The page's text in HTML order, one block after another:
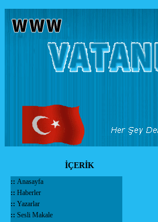
İÇERİK
:: Anasayfa
:: Haberler
:: Yazarlar
:: Sesli Makale